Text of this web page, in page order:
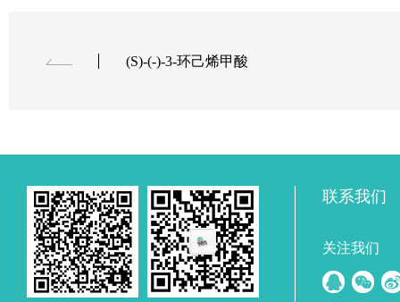
(S)-(-)-3-环己烯甲酸
联系我们
关注我们